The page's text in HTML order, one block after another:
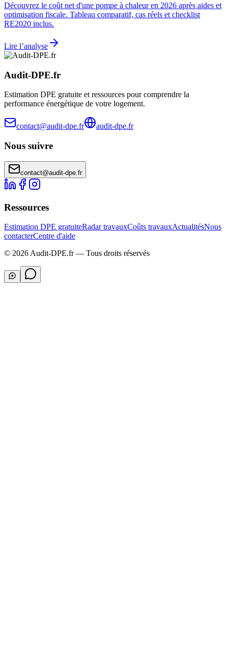
Découvrez le coût net d'une pompe à chaleur en 2026 après aides et
optimisation fiscale. Tableau comparatif, cas réels et checklist
RE2020 inclus.
Lire l’analyse
Audit-DPE.fr
Estimation DPE gratuite et ressources pour comprendre la
performance énergétique de votre logement.
contact@audit-dpe.fr audit-dpe.fr
Nous suivre
contact@audit-dpe.fr
Ressources
Estimation DPE gratuiteRadar travauxCoûts travauxActualitésNous
contacterCentre d'aide
© 2026 Audit-DPE.fr — Tous droits réservés